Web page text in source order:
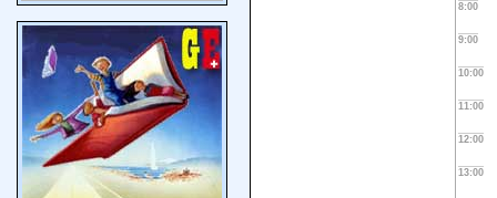
8:00
9:00
10:00
11:00
12:00
13:00